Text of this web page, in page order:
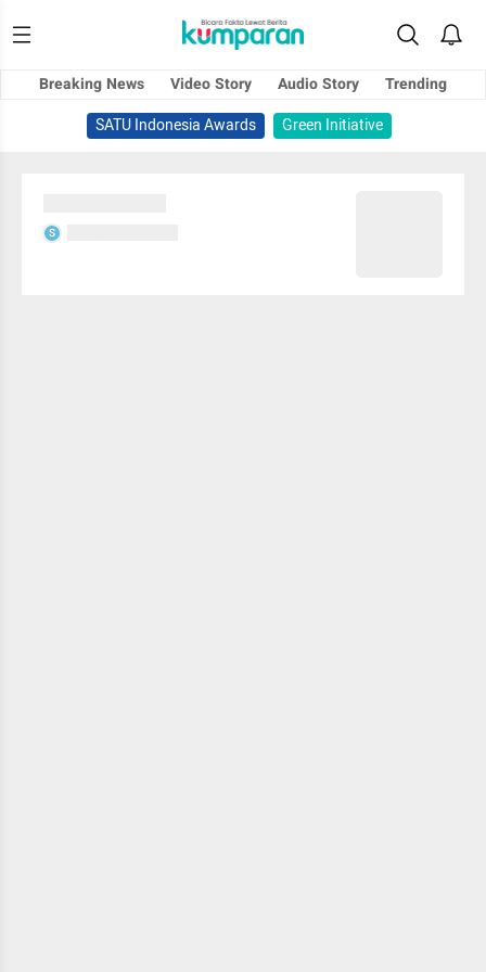
Breaking News Video Story Audio Story
Trending
SATU Indonesia Awards
Green Initiative
S